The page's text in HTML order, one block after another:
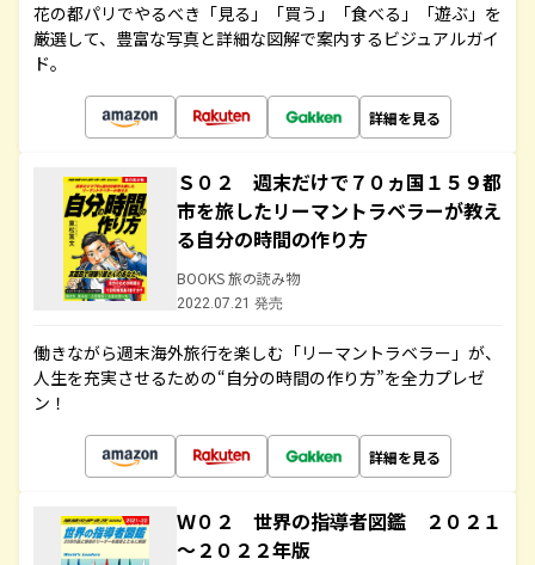
花の都パリでやるべき「見る」「買う」「食べる」「遊ぶ」を
厳選して、豊富な写真と詳細な図解で案内するビジュアルガイ
ド。
詳細を見る
Ｓ０２ 週末だけで７０ヵ国１５９都
市を旅したリーマントラベラーが教え
る自分の時間の作り方
BOOKS 旅の読み物
2022.07.21 発売
働きながら週末海外旅行を楽しむ「リーマントラベラー」が、
人生を充実させるための“自分の時間の作り方”を全力プレゼ
ン！
詳細を見る
Ｗ０２ 世界の指導者図鑑 ２０２１
～２０２２年版